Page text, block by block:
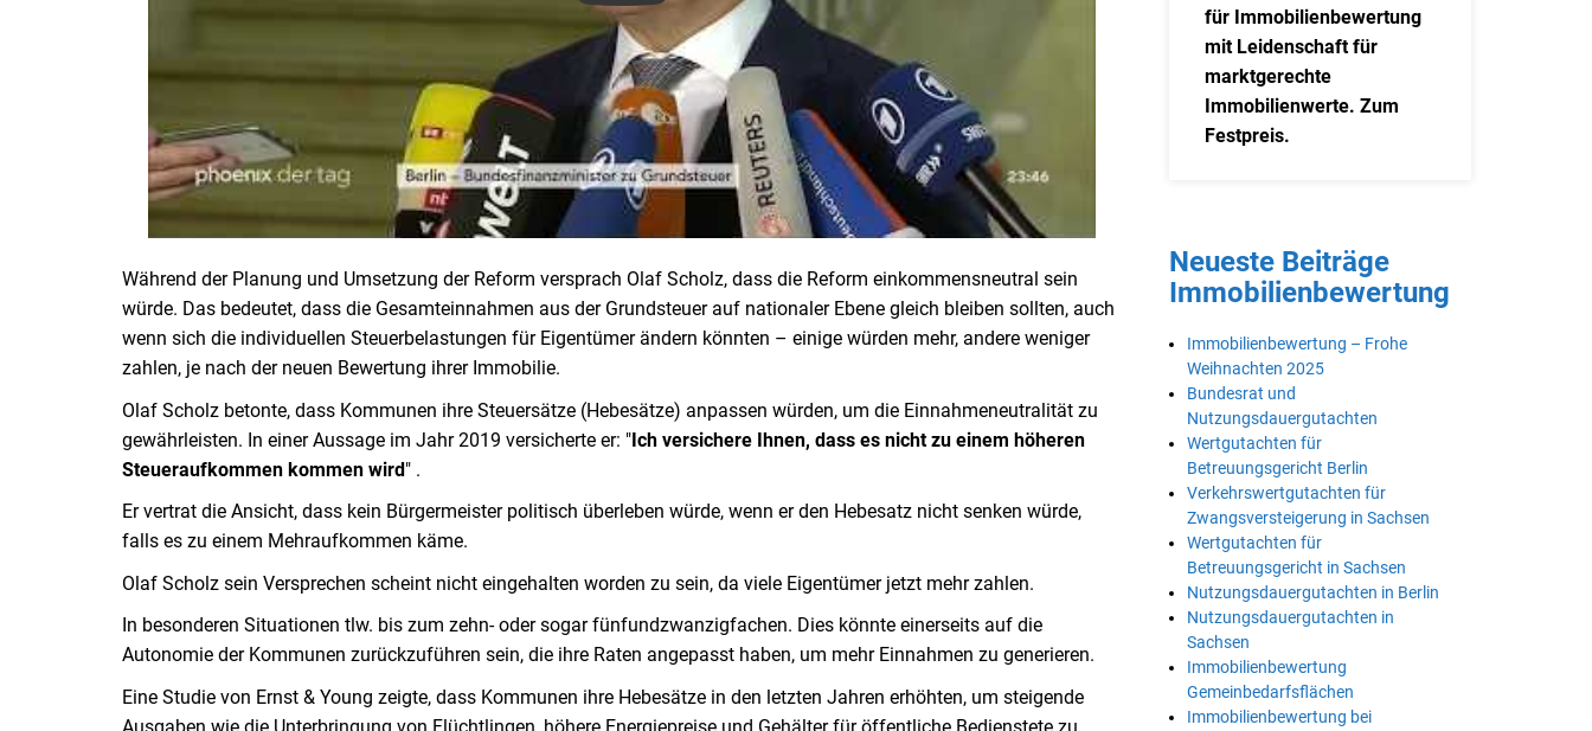
Während der Planung und Umsetzung der Reform versprach Olaf Scholz, dass die Reform einkommensneutral sein
würde. Das bedeutet, dass die Gesamteinnahmen aus der Grundsteuer auf nationaler Ebene gleich bleiben sollten, auch
wenn sich die individuellen Steuerbelastungen für Eigentümer ändern könnten – einige würden mehr, andere weniger
zahlen, je nach der neuen Bewertung ihrer Immobilie.
Olaf Scholz betonte, dass Kommunen ihre Steuersätze (Hebesätze) anpassen würden, um die Einnahmeneutralität zu
gewährleisten. In einer Aussage im Jahr 2019 versicherte er: "Ich versichere Ihnen, dass es nicht zu einem höheren
Steueraufkommen kommen wird" .
Er vertrat die Ansicht, dass kein Bürgermeister politisch überleben würde, wenn er den Hebesatz nicht senken würde,
falls es zu einem Mehraufkommen käme.
Olaf Scholz sein Versprechen scheint nicht eingehalten worden zu sein, da viele Eigentümer jetzt mehr zahlen.
In besonderen Situationen tlw. bis zum zehn- oder sogar fünfundzwanzigfachen. Dies könnte einerseits auf die
Autonomie der Kommunen zurückzuführen sein, die ihre Raten angepasst haben, um mehr Einnahmen zu generieren.
Eine Studie von Ernst & Young zeigte, dass Kommunen ihre Hebesätze in den letzten Jahren erhöhten, um steigende
für Immobilienbewertung
mit Leidenschaft für
marktgerechte
Immobilienwerte. Zum
Festpreis.
Neueste Beiträge
Immobilienbewertung
Immobilienbewertung – Frohe
Weihnachten 2025
Bundesrat und
Nutzungsdauergutachten
Wertgutachten für
Betreuungsgericht Berlin
Verkehrswertgutachten für
Zwangsversteigerung in Sachsen
Wertgutachten für
Betreuungsgericht in Sachsen
Nutzungsdauergutachten in Berlin
Nutzungsdauergutachten in
Sachsen
Immobilienbewertung
Gemeinbedarfsflächen
Immobilienbewertung bei